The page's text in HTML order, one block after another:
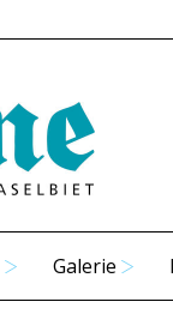
Galerie